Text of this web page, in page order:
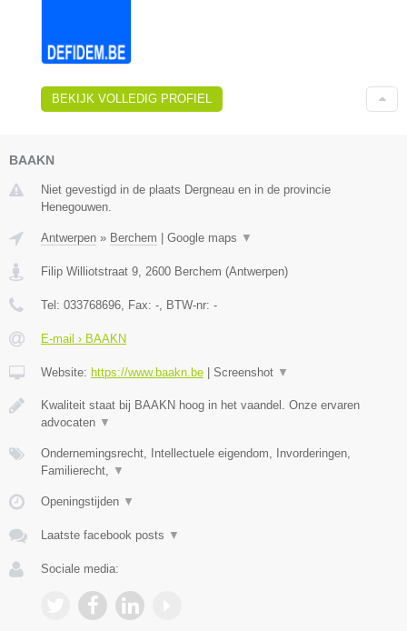
BEKIJK VOLLEDIG PROFIEL
BAAKN
Niet gevestigd in de plaats Dergneau en in de provincie
Henegouwen.
Antwerpen » Berchem Google maps ▼
Filip Williotstraat 9, 2600 Berchem (Antwerpen)
Tel: 033768696, Fax: -, BTW-nr: -
E-mail › BAAKN
Website: https://www.baakn.be Screenshot ▼
Kwaliteit staat bij BAAKN hoog in het vaandel. Onze ervaren
advocaten ▼
Ondernemingsrecht, Intellectuele eigendom, Invorderingen,
Familierecht, ▼
Openingstijden ▼
Laatste facebook posts ▼
Sociale media: